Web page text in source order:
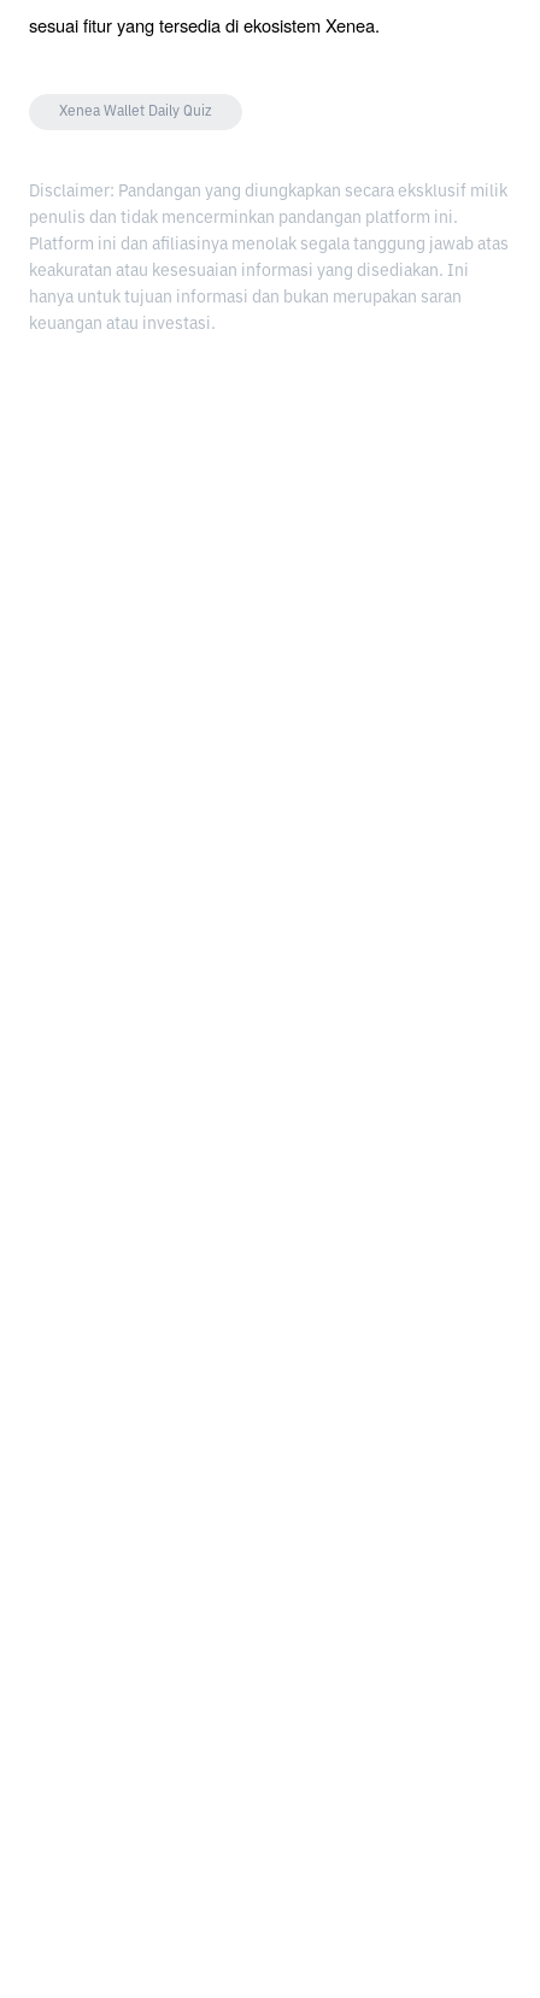
sesuai fitur yang tersedia di ekosistem Xenea.
Xenea Wallet Daily Quiz
Disclaimer: Pandangan yang diungkapkan secara eksklusif milik
penulis dan tidak mencerminkan pandangan platform ini.
Platform ini dan afiliasinya menolak segala tanggung jawab atas
keakuratan atau kesesuaian informasi yang disediakan. Ini
hanya untuk tujuan informasi dan bukan merupakan saran
keuangan atau investasi.